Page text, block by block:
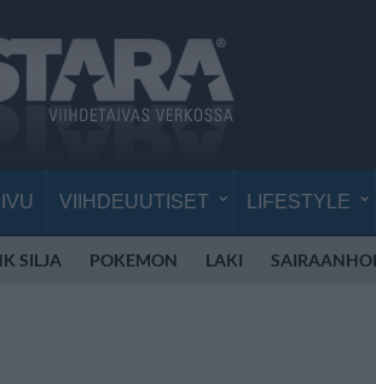
VIIHDEUUTISET LIFESTYLE
SILJA POKEMON LAKI